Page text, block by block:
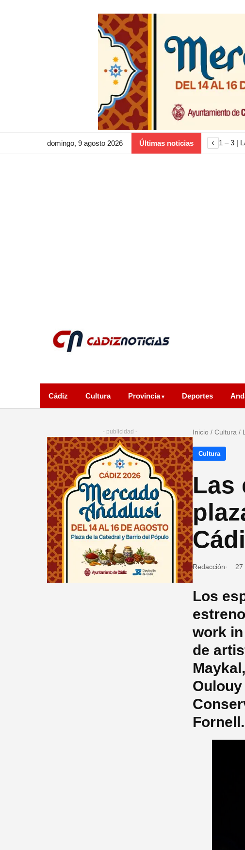
domingo, 9 agosto 2026 Últimas noticias ‹ 1 – 3 |
Cádiz Cultura Provincia Deportes
- publicidad - Inicio / Cultura /
Cultura
Las
Redacción 27
Los
work
de
Fornell.